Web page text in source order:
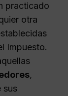
practicado
otra
Impuesto.
,
sus